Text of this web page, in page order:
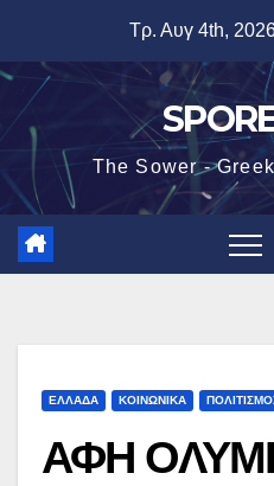
περιεχόμενο
Τρ. Αυγ 4th,
The Sower -
ΕΛΛΑΔΑ ΚΟΙΝΩΝΙΚΑ
ΑΦΗ